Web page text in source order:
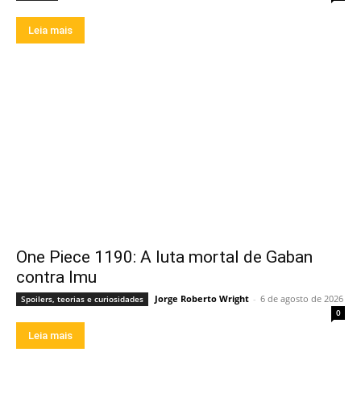
Leia mais
One Piece 1190: A luta mortal de Gaban
contra Imu
Spoilers, teorias e curiosidades Jorge Roberto Wright - 6 de agosto de 2026
0
Leia mais